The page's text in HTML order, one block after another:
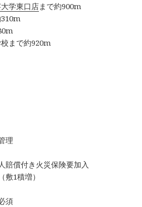
学東口店まで約900m
まで約920m
理
付き火災保険要加入
1積増）
須